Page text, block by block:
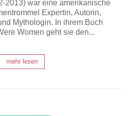
2013) war eine amerikanische
Expertin, Autorin,
Mythologin. In ihrem Buch
Women geht sie den...
mehr lesen